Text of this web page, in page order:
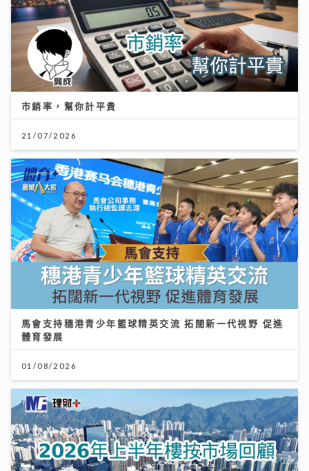
市銷率，幫你計平貴
21/07/2026
馬會支持穗港青少年籃球精英交流 拓闊新一代視野 促進
體育發展
01/08/2026